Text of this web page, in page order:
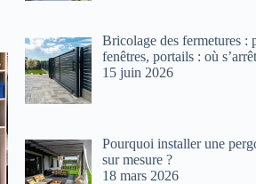
Bricolage des fermetures :
fenêtres, portails : où
15 juin 2026
Pourquoi installer une
sur mesure ?
18 mars 2026